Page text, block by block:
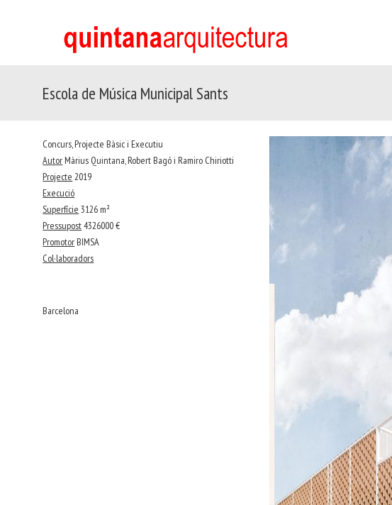
Escola de Música Municipal Sants
Concurs, Projecte Bàsic i Executiu
Autor Màrius Quintana, Robert Bagó i Ramiro Chiriotti
Projecte 2019
Execució
Superfície 3126 m²
Pressupost4326000 €
Promotor BIMSA
Col·laboradors
Barcelona